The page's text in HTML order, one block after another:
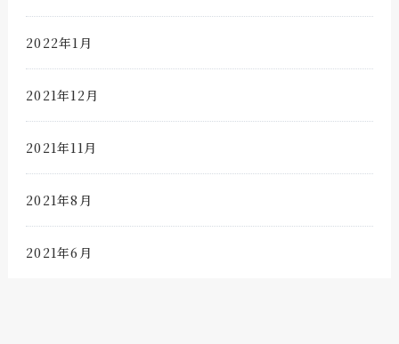
2022年1月
2021年12月
2021年11月
2021年8月
2021年6月